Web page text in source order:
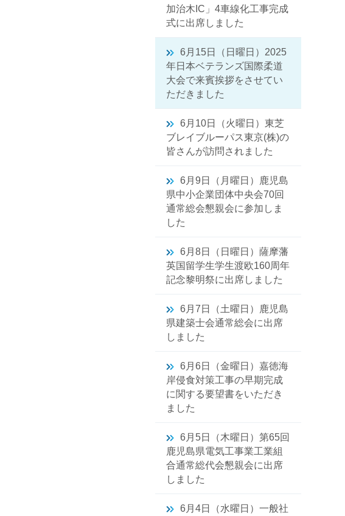
加治木IC」4車線化工事完成
式に出席しました
6月15日（日曜日）2025
年日本ベテランズ国際柔道
大会で来賓挨拶をさせてい
ただきました
6月10日（火曜日）東芝
ブレイブルーパス東京(株)の
皆さんが訪問されました
6月9日（月曜日）鹿児島
県中小企業団体中央会70回
通常総会懇親会に参加しま
した
6月8日（日曜日）薩摩藩
英国留学生学生渡欧160周年
記念黎明祭に出席しました
6月7日（土曜日）鹿児島
県建築士会通常総会に出席
しました
6月6日（金曜日）嘉徳海
岸侵食対策工事の早期完成
に関する要望書をいただき
ました
6月5日（木曜日）第65回
鹿児島県電気工事業工業組
合通常総代会懇親会に出席
しました
6月4日（水曜日）一般社